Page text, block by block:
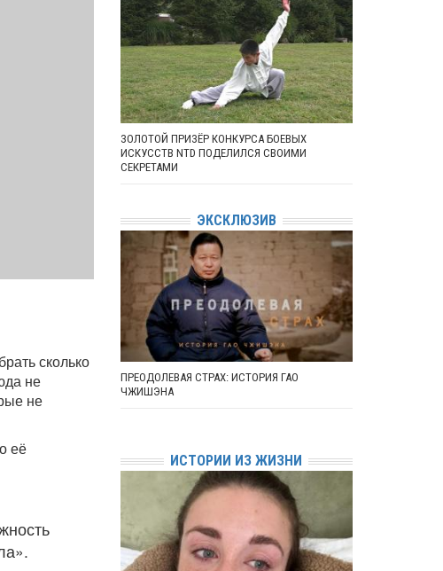
сколько
не
не
её
ЗОЛОТОЙ ПРИЗЁР КОНКУРСА БОЕВЫХ
ИСКУССТВ NTD ПОДЕЛИЛСЯ СВОИМИ
СЕКРЕТАМИ
ЭКСКЛЮЗИВ
ПРЕОДОЛЕВАЯ СТРАХ: ИСТОРИЯ ГАО
ЧЖИШЭНА
ИСТОРИИ ИЗ ЖИЗНИ